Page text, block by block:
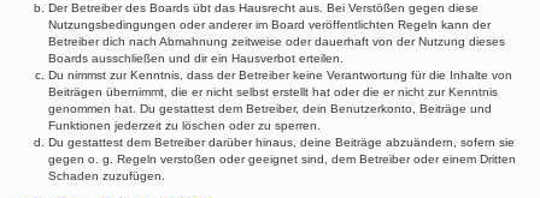
Der Betreiber des Boards übt das Hausrecht aus. Bei Verstößen gegen diese
Nutzungsbedingungen oder anderer im Board veröffentlichten Regeln kann der
Betreiber dich nach Abmahnung zeitweise oder dauerhaft von der Nutzung dieses
Boards ausschließen und dir ein Hausverbot erteilen.
Du nimmst zur Kenntnis, dass der Betreiber keine Verantwortung für die Inhalte von
Beiträgen übernimmt, die er nicht selbst erstellt hat oder die er nicht zur Kenntnis
genommen hat. Du gestattest dem Betreiber, dein Benutzerkonto, Beiträge und
Funktionen jederzeit zu löschen oder zu sperren.
Du gestattest dem Betreiber darüber hinaus, deine Beiträge abzuändern, sofern sie
gegen o. g. Regeln verstoßen oder geeignet sind, dem Betreiber oder einem Dritten
Schaden zuzufügen.